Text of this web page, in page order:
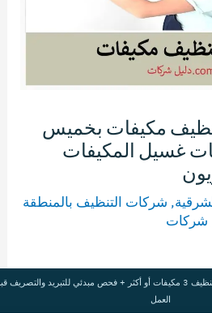
تنظيف مكيفات بخميس
غسيل المكيفات
, شركات التنظيف بالمنطقة
شركات
🔥 عرض خميس مشيط: خصم عند تنظيف 3 مكيفات أو أكثر + فحص مبدئي للتبريد
العمل